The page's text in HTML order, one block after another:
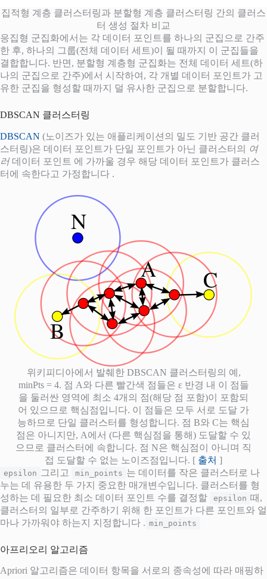
집적형 계층 클러스터링과 분할형 계층 클러스터링 간의 클러스
터 생성 절차 비교
응집형 군집화에서는 각 데이터 포인트를 하나의 군집으로 간주
한 후, 하나의 그룹(전체 데이터 세트)이 될 때까지 이 군집들을
결합합니다. 반면, 분할형 계층형 군집화는 전체 데이터 세트(하
나의 군집으로 간주)에서 시작하여, 각 개별 데이터 포인트가 고
유한 군집을 형성할 때까지 덜 유사한 군집으로 분할합니다.
DBSCAN 클러스터링
DBSCAN (노이즈가 있는 애플리케이션의 밀도 기반 공간 클러
스터링)은 데이터 포인트가 단일 포인트가 아닌 클러스터의 여
러데이터 포인트 에 가까울 경우 해당 데이터 포인트가 클러스
터에 속한다고 가정합니다 .
위키피디아에서 발췌한 DBSCAN 클러스터링의 예,
minPts = 4. 점 A와 다른 빨간색 점들은 ε 반경 내 이 점들
을 둘러싼 영역에 최소 4개의 점(해당 점 포함)이 포함되
어 있으므로 핵심점입니다. 이 점들은 모두 서로 도달 가
능하므로 단일 클러스터를 형성합니다. 점 B와 C는 핵심
점은 아니지만, A에서 (다른 핵심점을 통해) 도달할 수 있
으므로 클러스터에 속합니다. 점 N은 핵심점이 아니며 직
접 도달할 수 없는 노이즈점입니다. [ 출처 ]
epsilon 그리고 min_points 는 데이터를 작은 클러스터로 나
누는 데 유용한 두 가지 중요한 매개변수입니다. 클러스터를 형
성하는 데 필요한 최소 데이터 포인트 수를 결정할
epsilon 때,
클러스터의 일부로 간주하기 위해 한 포인트가 다른 포인트와 얼
마나 가까워야 하는지 지정합니다 . min_points
아프리오리 알고리즘
Apriori 알고리즘은 데이터 항목을 서로의 종속성에 따라 매핑하